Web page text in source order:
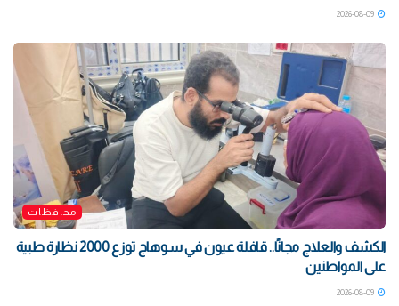
محافظات
الكشف والعلاج مجانًا.. قافلة عيون في سوهاج توزع 2000 نظارة طبية
على المواطنين